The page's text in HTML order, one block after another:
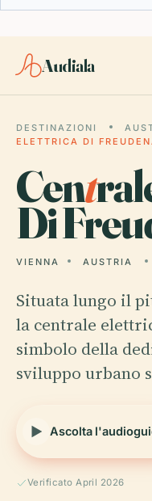
Audiala
DESTINAZIONI
ELETTRICA DI
Cent
Di
VIENNA AUSTRIA
Situata lungo il
la centrale
simbolo della
sviluppo urbano
Ascolta
Verificato April 2026